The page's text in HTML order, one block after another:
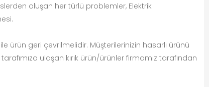
oluşan her türlü problemler, Elektrik
ile ürün geri çevrilmelidir. Müşterilerinizin hasarlı ürünü
ulaşan kırık ürün/ürünler firmamız tarafından